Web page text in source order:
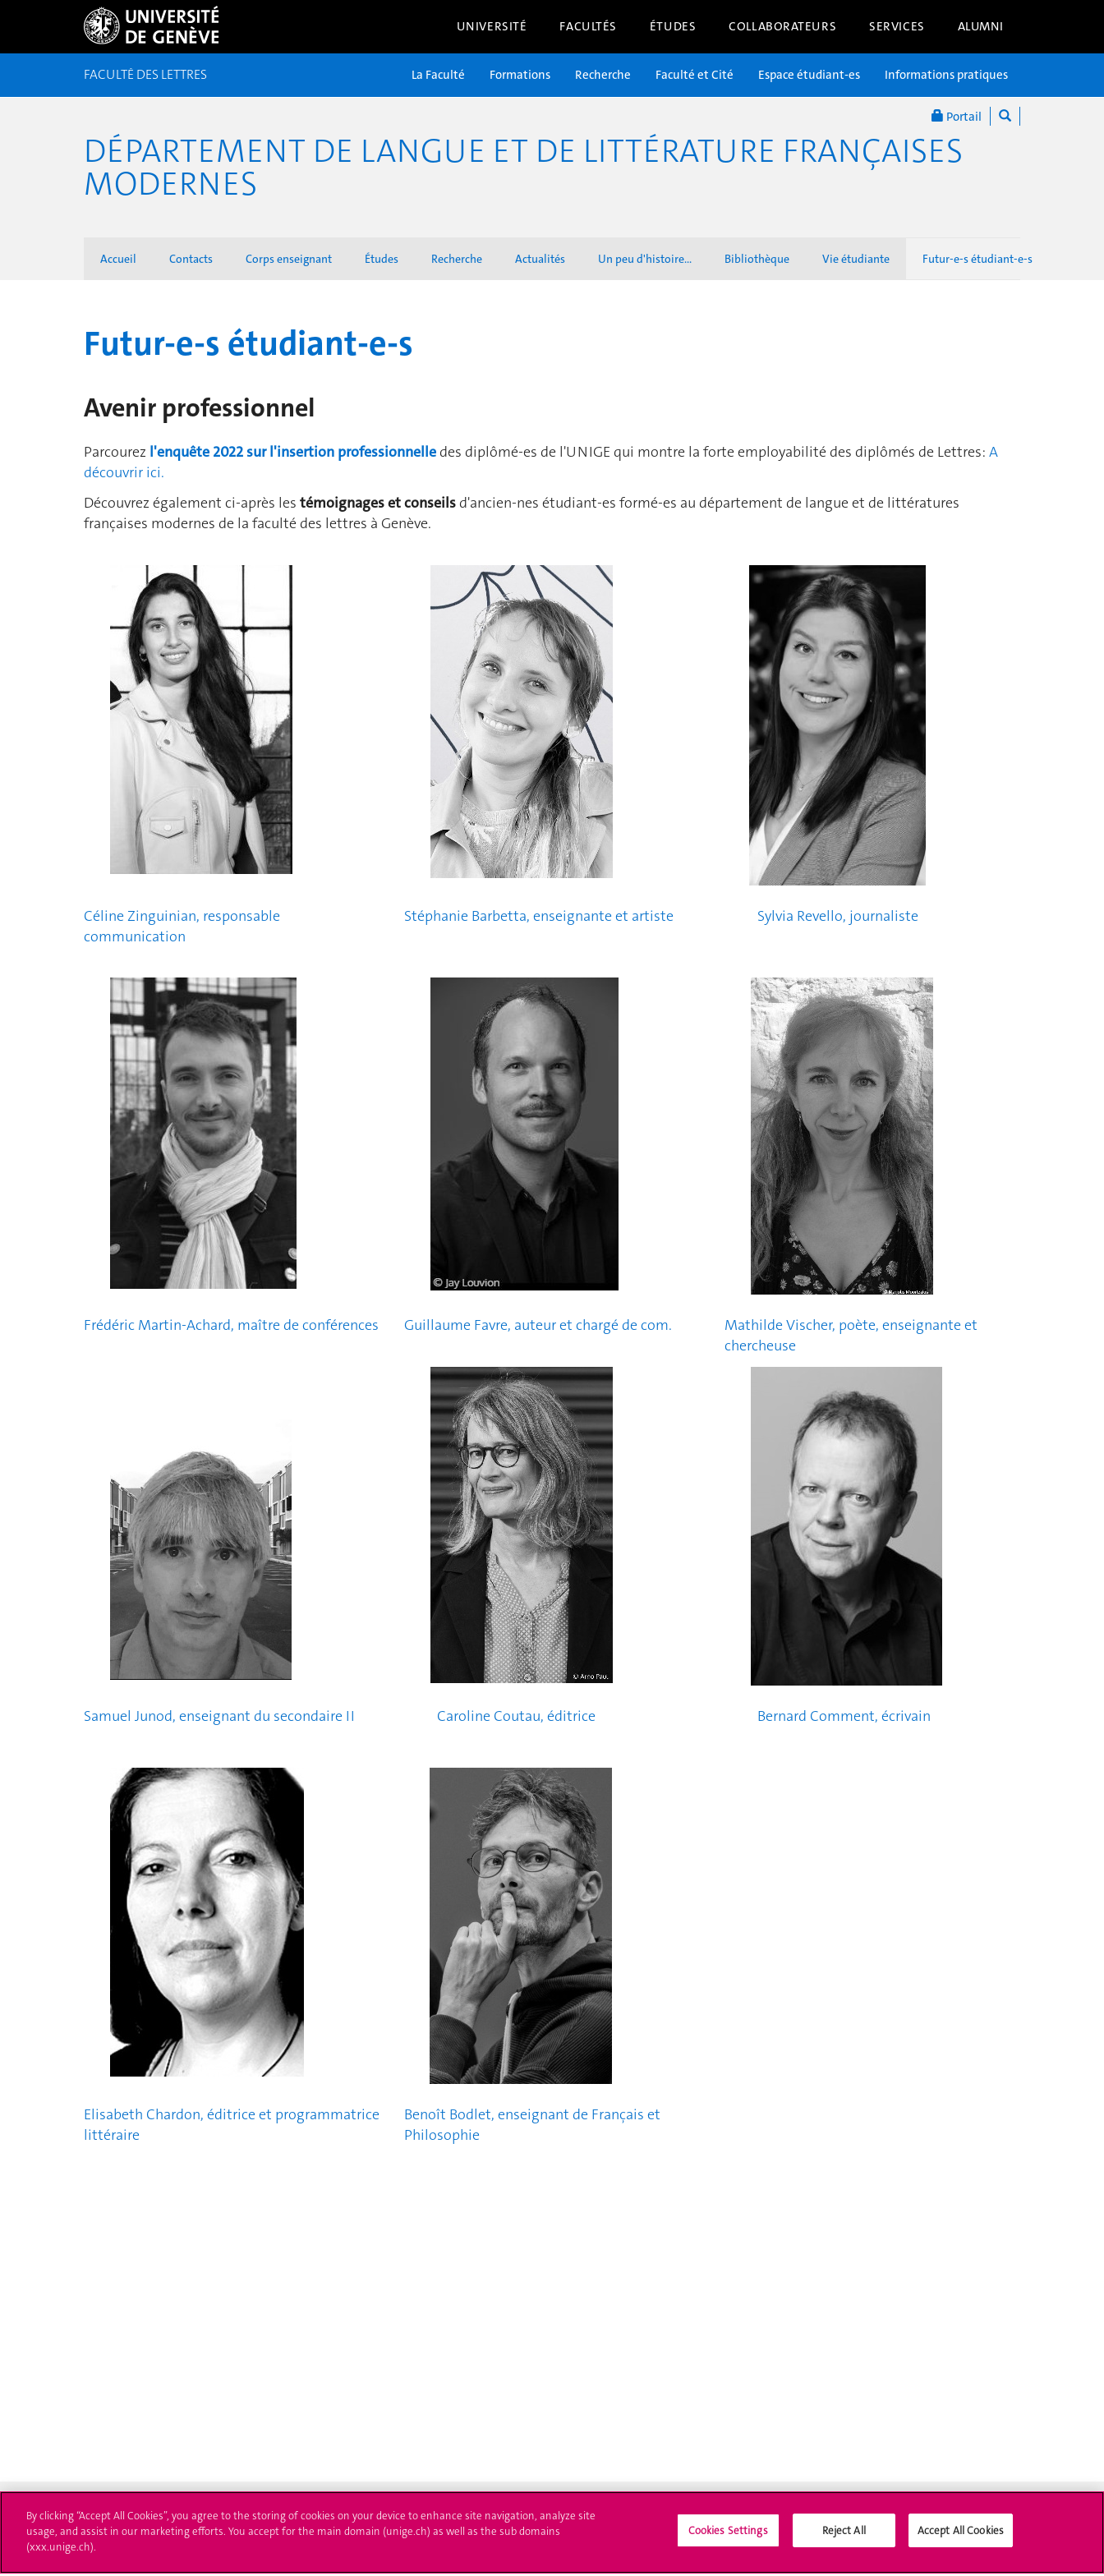
UNIVERSITÉ FACULTÉS ÉTUDES COLLABORATEURS SERVICES ALUMNI
Portail
FACULTÉ DES LETTRES La Faculté Formations Recherche Faculté et Cité Espace étudiant-es Informations pratiques
DÉPARTEMENT DE LANGUE ET DE LITTÉRATURE FRANÇAISES
MODERNES
Accueil Contacts Corps enseignant Études Recherche Actualités Un peu d'histoire... Bibliothèque Vie étudiante Futur-e-s étudiant-e-s
Futur-e-s étudiant-e-s
Avenir professionnel
Parcourez l'enquête 2022 sur l'insertion professionnelle des diplômé-es de l'UNIGE qui montre la forte employabilité des diplômés de Lettres: A
découvrir ici.
Découvrez également ci-après les témoignages et conseils d'ancien-nes étudiant-es formé-es au département de langue et de littératures
françaises modernes de la faculté des lettres à Genève.
Céline Zinguinian, responsable
communication
Stéphanie Barbetta, enseignante et artiste Sylvia Revello, journaliste
Frédéric Martin-Achard, maître de conférences Guillaume Favre, auteur et chargé de com.
Mathilde Vischer, poète, enseignante et
chercheuse
Samuel Junod, enseignant du secondaire II Caroline Coutau, éditrice Bernard Comment, écrivain
Elisabeth Chardon, éditrice et programmatrice
littéraire
Benoît Bodlet, enseignant de Français et
Philosophie
Université de Genève S'inscrire à l'UNIGE L'UNIGE vous informe Médias sociaux UNIGE
By clicking “Accept All Cookies”, you agree to the storing of cookies on your device to enhance site navigation, analyze site
usage, and assist in our marketing efforts. You accept for the main domain (unige.ch) as well as the sub domains
(xxx.unige.ch).
Cookies Settings Reject All Accept All Cookies